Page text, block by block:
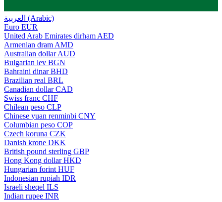
العربية (Arabic)
Euro EUR
United Arab Emirates dirham AED
Armenian dram AMD
Australian dollar AUD
Bulgarian lev BGN
Bahraini dinar BHD
Brazilian real BRL
Canadian dollar CAD
Swiss franc CHF
Chilean peso CLP
Chinese yuan renminbi CNY
Columbian peso COP
Czech koruna CZK
Danish krone DKK
British pound sterling GBP
Hong Kong dollar HKD
Hungarian forint HUF
Indonesian rupiah IDR
Israeli sheqel ILS
Indian rupee INR